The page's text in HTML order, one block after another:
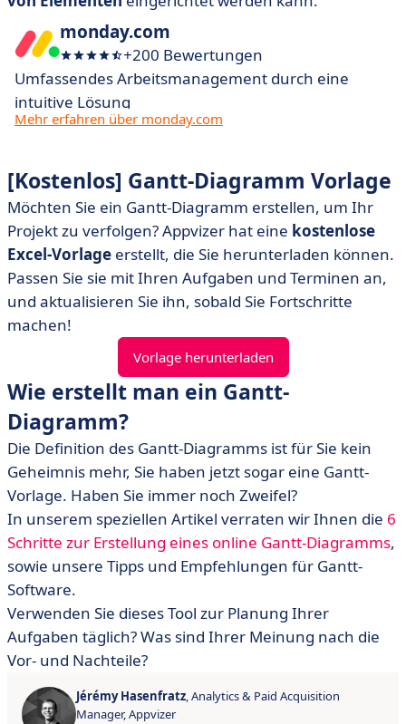
monday.com
+200 Bewertungen
Umfassendes Arbeitsmanagement durch eine
intuitive Lösung
Mehr erfahren über monday.com
[Kostenlos] Gantt-Diagramm Vorlage
Möchten Sie ein Gantt-Diagramm erstellen, um Ihr
Projekt zu verfolgen? Appvizer hat eine kostenlose
Excel-Vorlage erstellt, die Sie herunterladen können.
Passen Sie sie mit Ihren Aufgaben und Terminen an,
und aktualisieren Sie ihn, sobald Sie Fortschritte
machen!
Vorlage herunterladen
Wie erstellt man ein Gantt-
Diagramm?
Die Definition des Gantt-Diagramms ist für Sie kein
Geheimnis mehr, Sie haben jetzt sogar eine Gantt-
Vorlage. Haben Sie immer noch Zweifel?
In unserem speziellen Artikel verraten wir Ihnen die 6
Schritte zur Erstellung eines online Gantt-Diagramms,
sowie unsere Tipps und Empfehlungen für Gantt-
Software.
Verwenden Sie dieses Tool zur Planung Ihrer
Aufgaben täglich? Was sind Ihrer Meinung nach die
Vor- und Nachteile?
Jérémy Hasenfratz, Analytics & Paid Acquisition
Manager, Appvizer